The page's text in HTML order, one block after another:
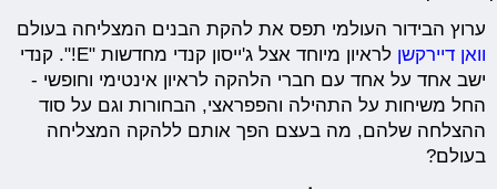
ערוץ הבידור העולמי תפס את להקת הבנים המצליחה בעולם
וואן דיירקשן
לראיון מיוחד אצל ג'ייסון קנדי מחדשות "E!". קנדי
ישב אחד על אחד עם חברי הלהקה לראיון אינטימי וחופשי -
החל משיחות על התהילה והפפראצי, הבחורות וגם על סוד
ההצלחה שלהם, מה בעצם הפך אותם ללהקה המצליחה
בעולם?